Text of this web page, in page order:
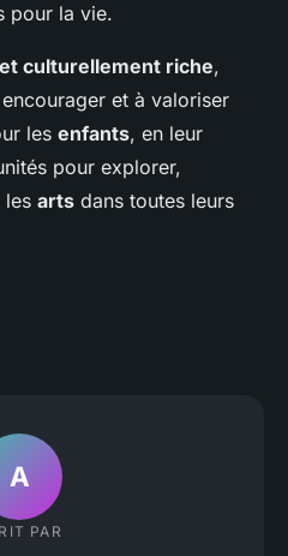
pour la vie.
culturellement riche,
et à valoriser
les enfants, en leur
pour explorer,
les arts dans toutes leurs
A
PAR